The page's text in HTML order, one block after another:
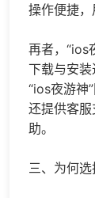
操作便捷，
再者，“ios
下载与安
“ios夜游神
还提供客
助。
三、为何选